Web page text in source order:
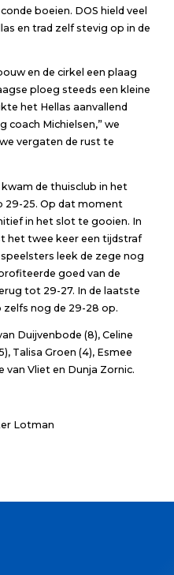
boeien. DOS hield veel
en trad zelf stevig op in de
en de cirkel een plaag
ploeg steeds een kleine
het Hellas aanvallend
coach Michielsen,” we
vergaten de rust te
de thuisclub in het
29-25. Op dat moment
in het slot te gooien. In
het twee keer een tijdstraf
leek de zege nog
goed van de
tot 29-27. In de laatste
nog de 29-28 op.
Duijvenbode (8), Celine
Talisa Groen (4), Esmee
van Vliet en Dunja Zornic.
Lotman